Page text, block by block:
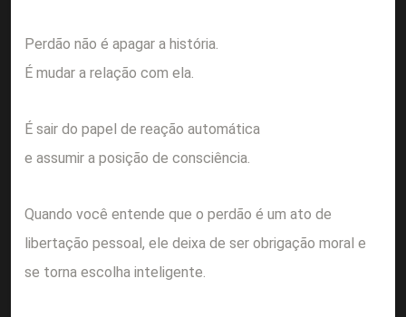
Perdão não é apagar a história.
É mudar a relação com ela.
É sair do papel de reação automática
e assumir a posição de consciência.
Quando você entende que o perdão é um ato de
libertação pessoal, ele deixa de ser obrigação moral e
se torna escolha inteligente.